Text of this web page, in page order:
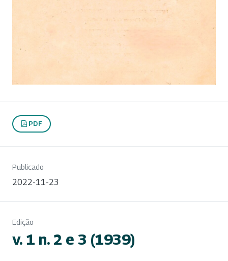
PDF
Publicado
2022-11-23
Edição
v. 1 n. 2 e 3 (1939)